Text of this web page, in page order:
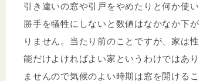
引き違いの窓や引戸をやめたりと何か使い
勝手を犠牲にしないと数値はなかなか下が
りません。当たり前のことですが、家は性
能だけよければよい家というわけではあり
ませんので気候のよい時期は窓を開けるこ